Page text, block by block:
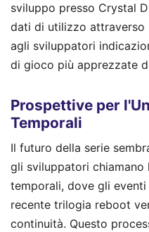
sviluppo presso Crystal
dati di utilizzo
agli sviluppatori
di gioco più apprezzate
Prospettive per
Temporali
Il futuro della serie
gli sviluppatori chiamano
temporali, dove gli
recente trilogia reboot
continuità. Questo